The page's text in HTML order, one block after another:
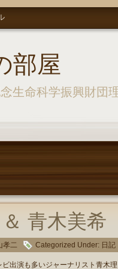
部屋
生命科学振興財団
青木美希
孝二 Categorized Under: 日記
出演も多いジャーナリスト青木